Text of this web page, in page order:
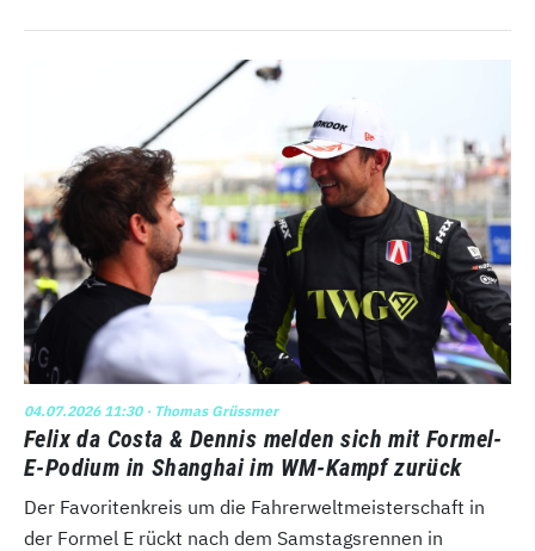
04.07.2026 11:30· Thomas Grüssmer
Felix da Costa & Dennis melden sich mit Formel-
E-Podium in Shanghai im WM-Kampf zurück
Der Favoritenkreis um die Fahrerweltmeisterschaft in
der Formel E rückt nach dem Samstagsrennen in